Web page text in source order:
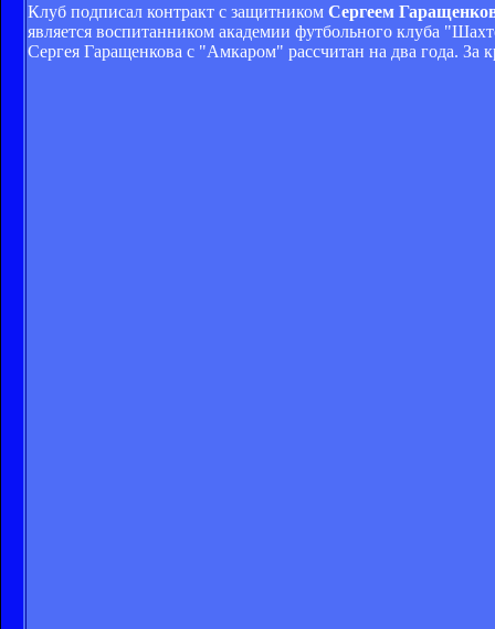
Клуб подписал контракт с защитником Сергеем
является воспитанником академии футбольного клуба
Сергея Гаращенкова с "Амкаром" рассчитан на два года.